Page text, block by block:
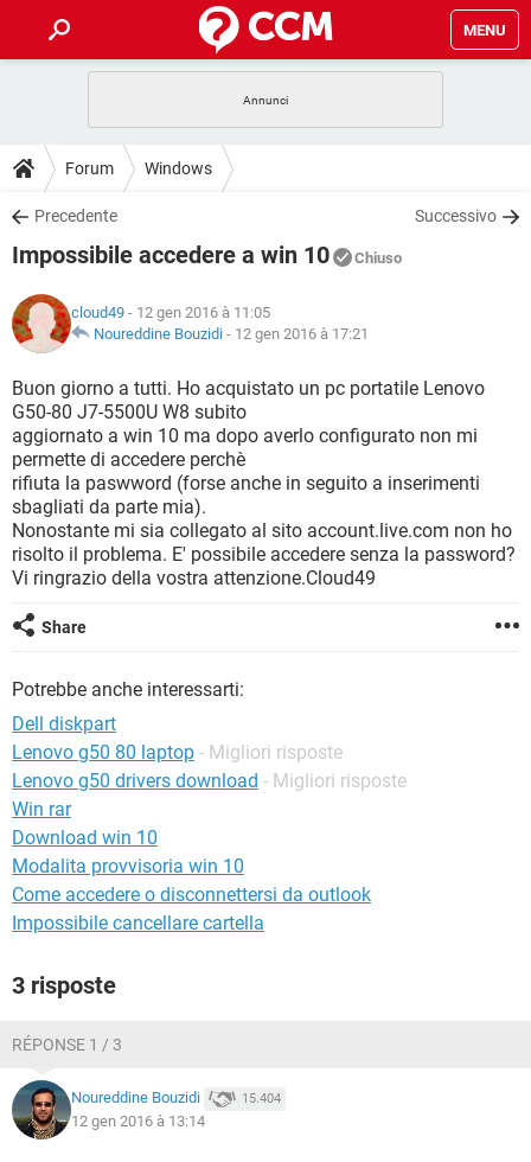
MENU
INTRATTENIMENTO
iOS
INSTAGRAM WHATSAPP
TIKTOK
HARDWARE
GUIDE
COVID-19
INSTAGRAM
TIKTOK
HARDWARE
DOWNLOAD
COVID-19 GAMING
INTRATTENIMENTO
iOS WINDOWS 10
INSTAGRAM
TIKTOK
HARDWARE
FORUM
COVID-19
INTRATTENIMENTO
iOS WINDOWS 10
INSTAGRAM WHATSAPP
TIKTOK FACEBOOK
HARDWARE
GLOSSARIO
COVID-19
INTRATTENIMENTO
iOS
INSTAGRAM WHATSAPP
TIKTOK FACEBOOK
HARDWARE
Forum Windows
Precedente Successivo
Impossibile accedere a win 10 Chiuso
cloud49 - 12 gen 2016 à 11:05
Noureddine Bouzidi - 12 gen 2016 à 17:21
Buon giorno a tutti. Ho acquistato un pc portatile Lenovo
G50-80 J7-5500U W8 subito
aggiornato a win 10 ma dopo averlo configurato non mi
permette di accedere perchè
rifiuta la paswword (forse anche in seguito a inserimenti
sbagliati da parte mia).
Nonostante mi sia collegato al sito account.live.com non ho
risolto il problema. E' possibile accedere senza la password?
Vi ringrazio della vostra attenzione.Cloud49
Share
Potrebbe anche interessarti:
Dell diskpart
Lenovo g50 80 laptop - Migliori risposte
Lenovo g50 drivers download - Migliori risposte
Win rar
Download win 10
Modalita provvisoria win 10
Come accedere o disconnettersi da outlook
Impossibile cancellare cartella
3 risposte
RÉPONSE 1 / 3
Noureddine Bouzidi 15.404
12 gen 2016 à 13:14